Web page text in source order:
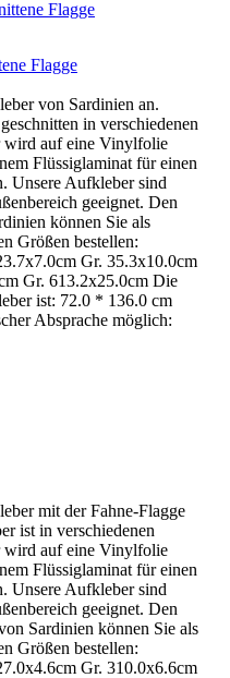
Flagge
von Sardinien an.
in verschiedenen
wird auf eine Vinylfolie
Flüssiglaminat für einen
Unsere Aufkleber sind
geeignet. Den
können Sie als
Größen bestellen:
Gr. 35.3x10.0cm
Gr. 613.2x25.0cm Die
ist: 72.0 * 136.0 cm
Absprache möglich:
mit der Fahne-Flagge
ist in verschiedenen
wird auf eine Vinylfolie
Flüssiglaminat für einen
Unsere Aufkleber sind
geeignet. Den
Sardinien können Sie als
Größen bestellen:
Gr. 310.0x6.6cm